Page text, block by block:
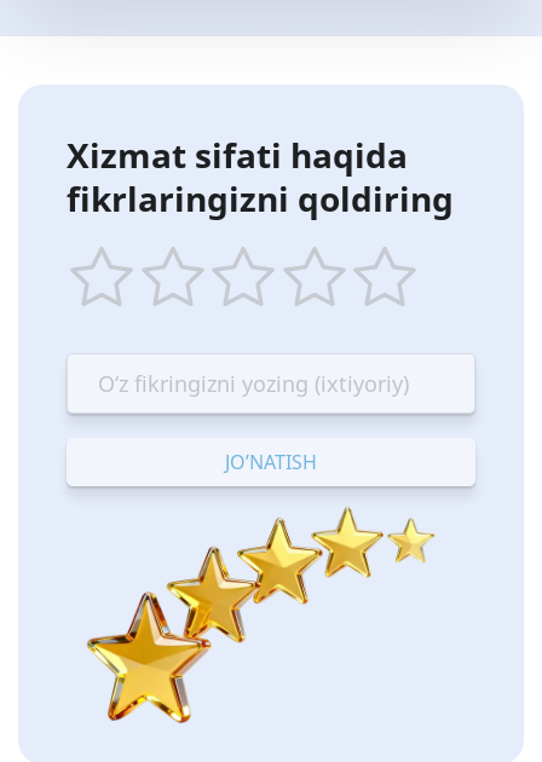
Xizmat sifati haqida
fikrlaringizni qoldiring
star
Terrible
stars
—
Bad
stars
—
OK
stars
—
Good
stars
—
Excellent